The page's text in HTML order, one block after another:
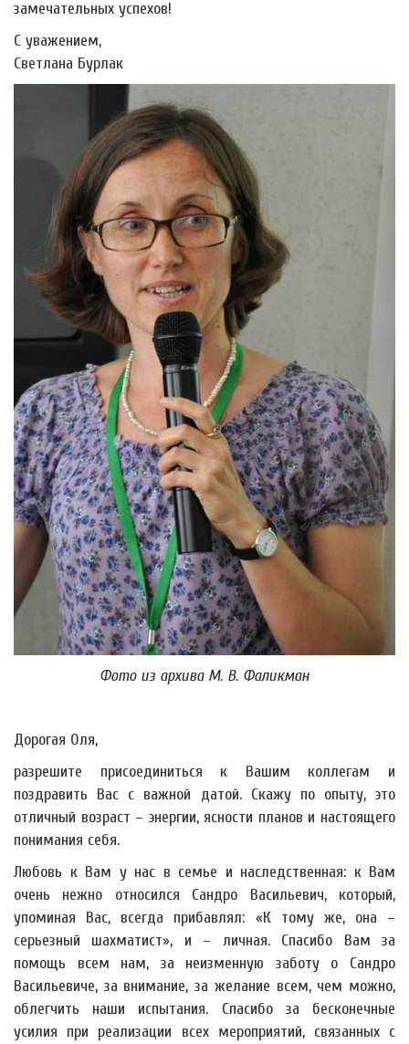
замечательных успехов!
С уважением,
Светлана Бурлак
Фото из архива М. В. Фаликман
Дорогая Оля,
разрешите присоединиться к Вашим коллегам и
поздравить Вас с важной датой. Скажу по опыту, это
отличный возраст – энергии, ясности планов и настоящего
понимания себя.
Любовь к Вам у нас в семье и наследственная: к Вам
очень нежно относился Сандро Васильевич, который,
упоминая Вас, всегда прибавлял: «К тому же, она –
серьезный шахматист», и – личная. Спасибо Вам за
помощь всем нам, за неизменную заботу о Сандро
Васильевиче, за внимание, за желание всем, чем можно,
облегчить наши испытания. Спасибо за бесконечные
усилия при реализации всех мероприятий, связанных с